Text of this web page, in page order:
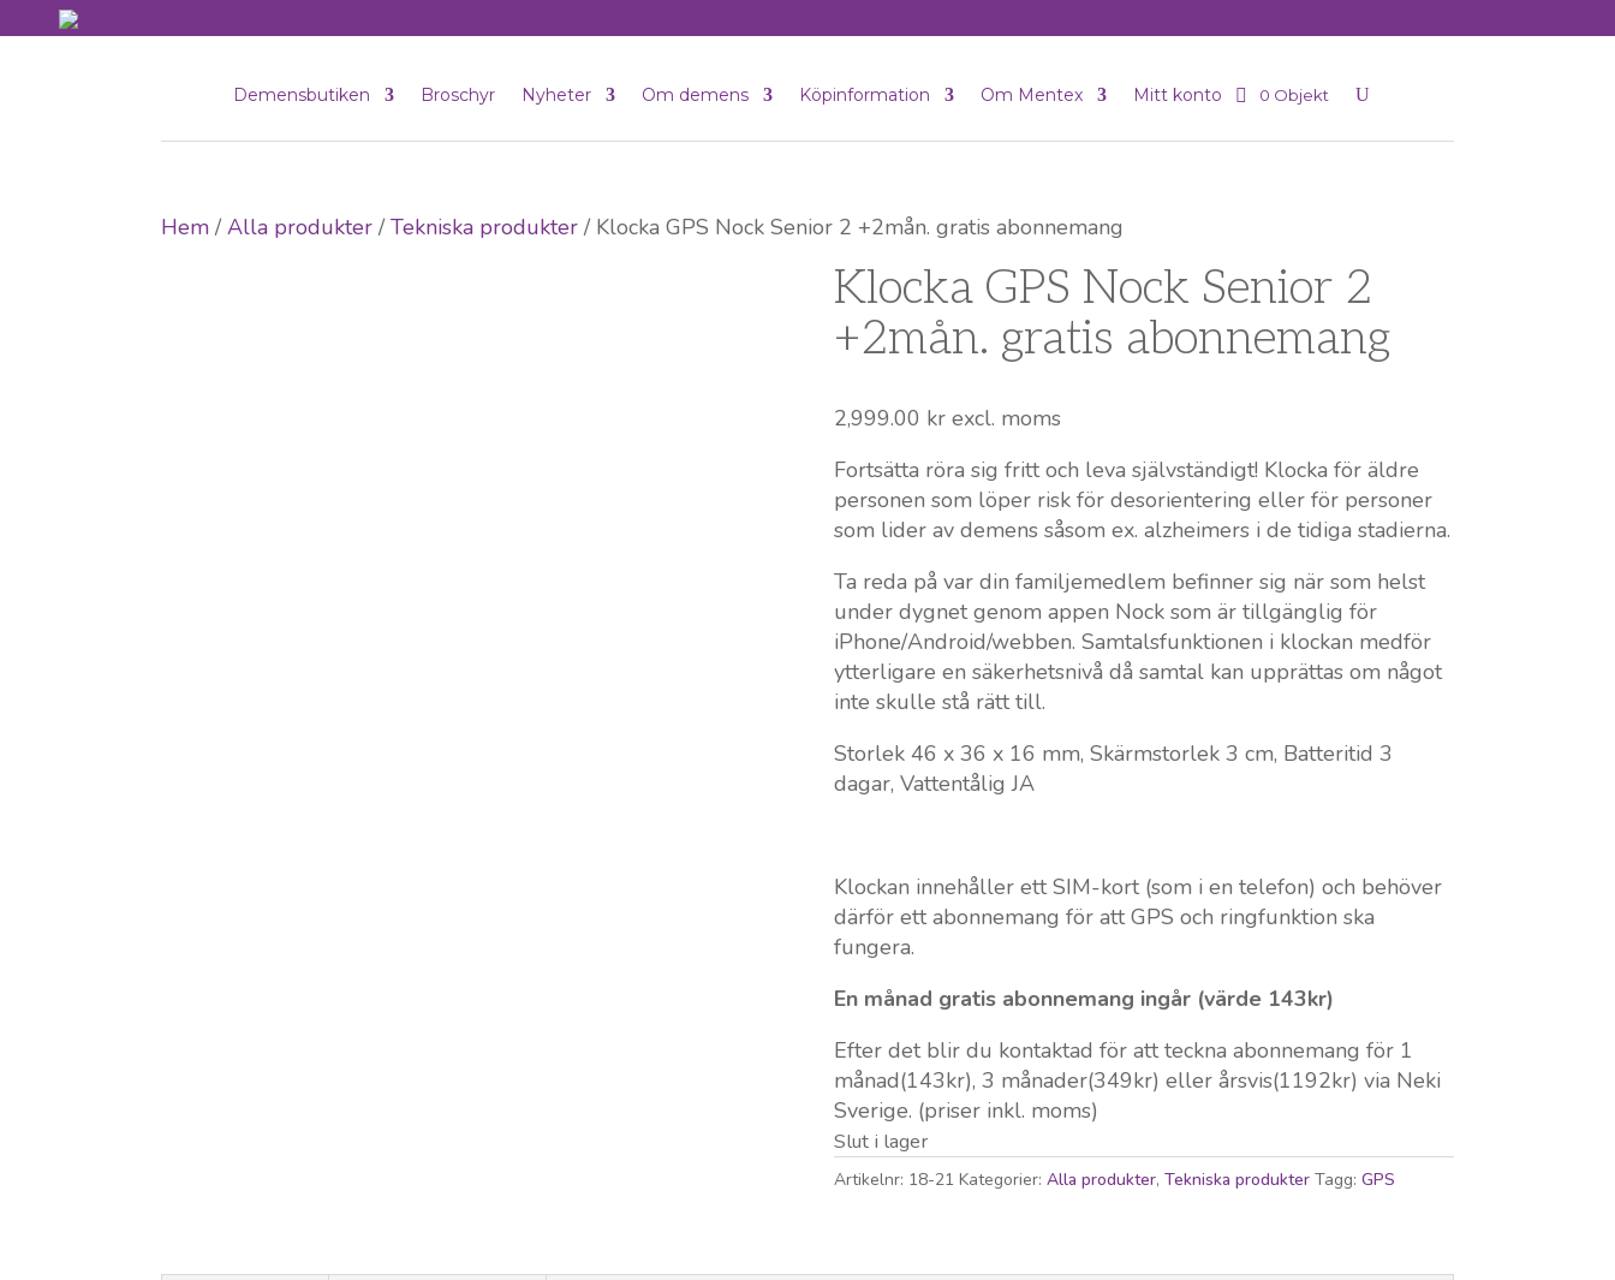
Demensbutiken Broschyr Nyheter Om demens Köpinformation Om Mentex Mitt konto 0 Objekt
Hem /Alla produkter /Tekniska produkter / Klocka GPS Nock Senior 2 +2mån. gratis abonnemang
Klocka GPS Nock Senior 2
+2mån. gratis abonnemang
2,999.00 krexcl. moms
Fortsätta röra sig fritt och leva självständigt! Klocka för äldre
personen som löper risk för desorientering eller för personer
som lider av demens såsom ex. alzheimers i de tidiga stadierna.
Ta reda på var din familjemedlem befinner sig när som helst
under dygnet genom appen Nock som är tillgänglig för
iPhone/Android/webben. Samtalsfunktionen i klockan medför
ytterligare en säkerhetsnivå då samtal kan upprättas om något
inte skulle stå rätt till.
Storlek 46 x 36 x 16 mm, Skärmstorlek 3 cm, Batteritid 3
dagar, Vattentålig JA
Klockan innehåller ett SIM-kort (som i en telefon) och behöver
därför ett abonnemang för att GPS och ringfunktion ska
fungera.
En månad gratis abonnemang ingår (värde 143kr)
Efter det blir du kontaktad för att teckna abonnemang för 1
månad(143kr), 3 månader(349kr) eller årsvis(1192kr) via Neki
Sverige. (priser inkl. moms)
Slut i lager
Artikelnr: 18-21 Kategorier: Alla produkter, Tekniska produkter Tagg: GPS